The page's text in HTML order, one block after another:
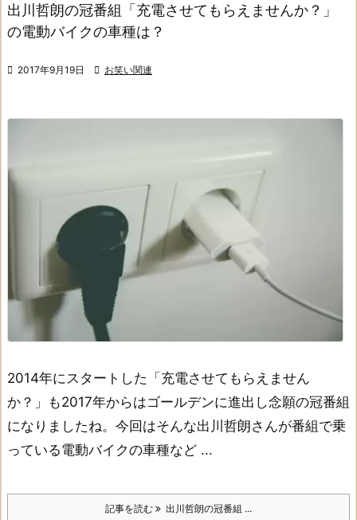
出川哲朗の冠番組「充電させてもらえませんか？」
の電動バイクの車種は？
 2017年9月19日  お笑い関連
2014年にスタートした 「充電させてもらえません
か？」も2017年からはゴールデンに進出し念願の冠番組
になりましたね。 今回はそんな出川哲朗さんが番組で乗
っている電動バイクの車種など ...
記事を読む 出川哲朗の冠番組 ...